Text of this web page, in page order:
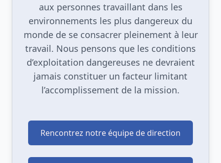
aux personnes travaillant dans les
environnements les plus dangereux du
monde de se consacrer pleinement à leur
travail. Nous pensons que les conditions
d’exploitation dangereuses ne devraient
jamais constituer un facteur limitant
l’accomplissement de la mission.
Rencontrez notre équipe de direction